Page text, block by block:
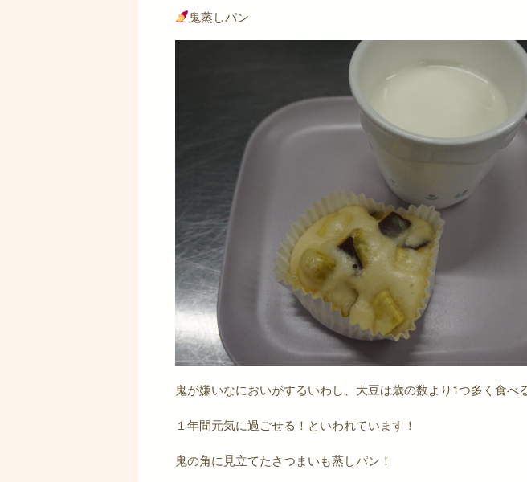
鬼蒸しパン
鬼が嫌いなにおいがするいわし、大豆は歳の数より1つ多く食べ
１年間元気に過ごせる！といわれています！
鬼の角に見立てたさつまいも蒸しパン！